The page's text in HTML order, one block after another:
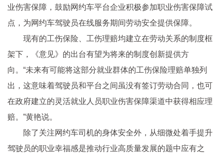
业伤害保障，鼓励网约车平台企业积极参加职业伤害保障试
点，为网约车驾驶员在线服务期间劳动安全提供保障。
现有的工伤保险、工伤理赔均建立在劳动关系的制度框
架下，《意见》的出台有望为将来的制度创新提供方
向。“未来有可能将这部分就业群体的工伤保险理赔单独列
出，这意味着驾驶员和平台之间虽没有签订劳动合同，也可
在政府建立的灵活就业人员职业伤害保障渠道中获得相应理
赔。”黄艳说。
除了关注网约车司机的身体安全外，从细微处着手提升
驾驶员的职业幸福感是推动行业高质量发展的题中应有之